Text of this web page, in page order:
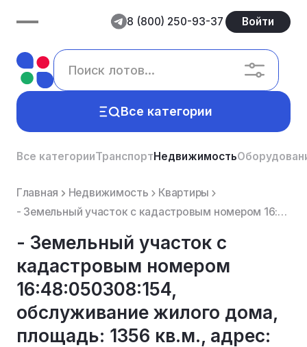
8 (800) 250-93-37 Войти
Все категории
Все категорииТранспортНедвижимость
Главная Недвижимость
Квартиры
- Земельный участок с кадастровым номером 16:48:050308:154, обслуживание жилого дома, площадь: 1356...
- Земельный участок с
кадастровым номером
16:48:050308:154,
обслуживание жилого дома,
площадь: 1356 кв.м., адрес: